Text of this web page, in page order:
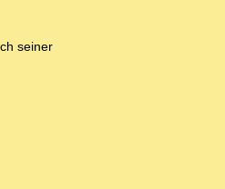
seiner